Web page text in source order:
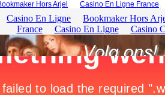
Hors Arjel Casino En Ligne France